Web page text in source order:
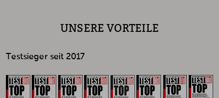
UNSERE VORTEILE
Testsieger seit 2017